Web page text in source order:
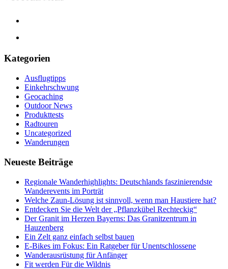
Kategorien
Ausflugtipps
Einkehrschwung
Geocaching
Outdoor News
Produkttests
Radtouren
Uncategorized
Wanderungen
Neueste Beiträge
Regionale Wanderhighlights: Deutschlands faszinierendste
Wanderevents im Porträt
Welche Zaun-Lösung ist sinnvoll, wenn man Haustiere hat?
Entdecken Sie die Welt der „Pflanzkübel Rechteckig“
Der Granit im Herzen Bayerns: Das Granitzentrum in
Hauzenberg
Ein Zelt ganz einfach selbst bauen
E-Bikes im Fokus: Ein Ratgeber für Unentschlossene
Wanderausrüstung für Anfänger
Fit werden Für die Wildnis